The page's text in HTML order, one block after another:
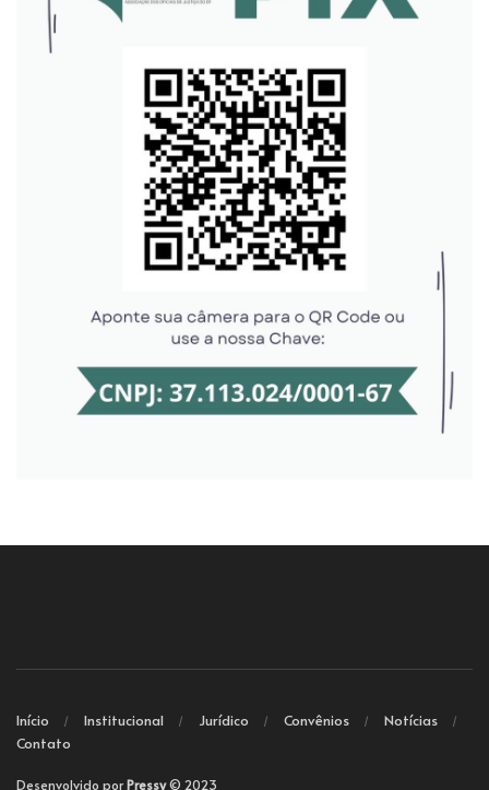
Início Institucional Jurídico Convênios
Notícias
Contato
Desenvolvido porPressy© 2023